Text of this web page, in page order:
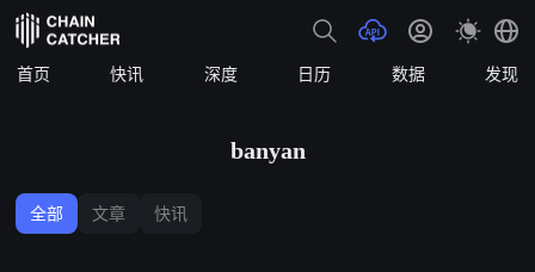
首页 快讯 深度 日历 数据 发现
banyan
全部 文章 快讯